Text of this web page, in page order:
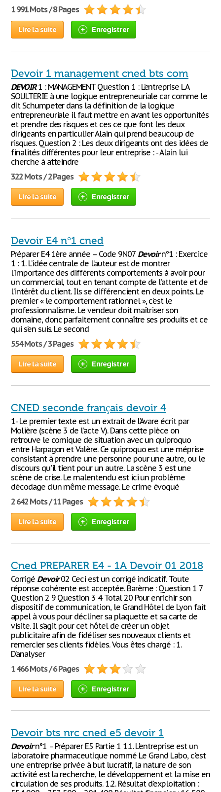
1 991 Mots / 8 Pages
Lire la suite Enregistrer
Devoir 1 management cned bts com
DEVOIR1 : MANAGEMENT Question 1 : L’entreprise LA
SOULTERIE à une logique entrepreneuriale car comme le
dit Schumpeter dans la définition de la logique
entrepreneuriale il faut mettre en avant les opportunités
et prendre des risques et ces ce que font les deux
dirigeants en particulier Alain qui prend beaucoup de
risques. Question 2 : Les deux dirigeants ont des idées de
finalités différentes pour leur entreprise : - Alain lui
cherche à atteindre
322 Mots / 2 Pages
Lire la suite Enregistrer
Devoir E4 n°1 cned
Préparer E4 1ère année – Code 9N07 Devoirn°1 : Exercice
1 : 1. L’idée centrale de l’auteur est de montrer
l’importance des différents comportements à avoir pour
un commercial, tout en tenant compte de l’attente et de
l’intérêt du client. Ils se différencient en deux points. Le
premier « le comportement rationnel », c’est le
professionnalisme. Le vendeur doit maîtriser son
domaine, donc parfaitement connaître ses produits et ce
qui s’en suis. Le second
554 Mots / 3 Pages
Lire la suite Enregistrer
CNED seconde français devoir 4
1- Le premier texte est un extrait de l’Avare écrit par
Molière (scène 3 de l’acte V). Dans cette pièce on
retrouve le comique de situation avec un quiproquo
entre Harpagon et Valère. Ce quiproquo est une méprise
consistant à prendre une personne pour une autre, ou le
discours qu'il tient pour un autre. La scène 3 est une
scène de crise. Le malentendu est ici un problème
décodage d'un même message. Le crime évoqué
2 642 Mots / 11 Pages
Lire la suite Enregistrer
Cned PREPARER E4 - 1A Devoir 01 2018
Corrigé Devoir02 Ceci est un corrigé indicatif. Toute
réponse cohérente est acceptée. Barème : Question 1 7
Question 2 9 Question 3 4 Total 20 Pour enrichir son
dispositif de communication, le Grand Hôtel de Lyon fait
appel à vous pour décliner sa plaquette et sa carte de
visite. Il s’agit pour cet hôtel de créer un objet
publicitaire afin de fidéliser ses nouveaux clients et
remercier ses clients fidèles. Vous êtes chargé : 1.
D’analyser
1 466 Mots / 6 Pages
Lire la suite Enregistrer
Devoir bts nrc cned e5 devoir 1
Devoirn°1 – Préparer E5 Partie 1 1.1. L'entreprise est un
laboratoire pharmaceutique nommé Le Grand Labo, c'est
une entreprise privée à but lucratif, la nature de son
activité est la recherche, le développement et la mise en
circulation de ses produits. 1.2. Résultat d'exploitation :